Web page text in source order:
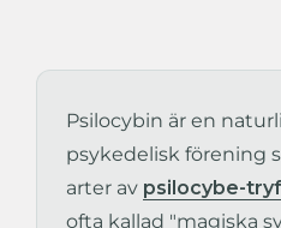
Psilocybin är en
psykedelisk förening
arter av psilocybe-
ofta kallad "magiska